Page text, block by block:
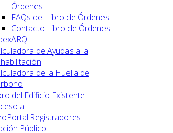
Órdenes
FAQs del Libro de Órdenes
Contacto Libro de Órdenes
de Ayudas a la
de la Huella de
del Edificio Existente
a
Público-